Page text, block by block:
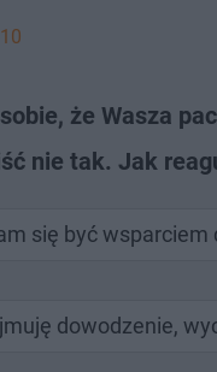
że Wasza
nie tak. Jak
się być
dowodzenie,